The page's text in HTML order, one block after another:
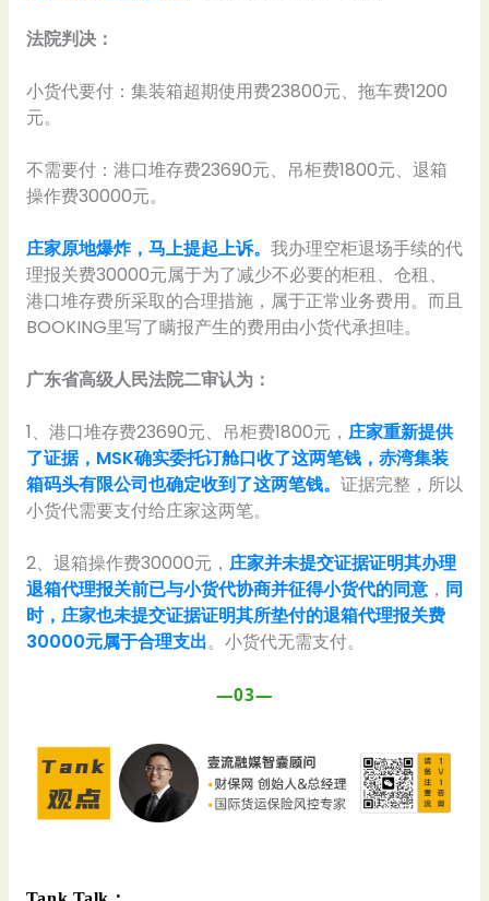
法院判决：
小货代要付：集装箱超期使用费23800元、拖车费1200
元。
不需要付：港口堆存费23690元、吊柜费1800元、退箱
操作费30000元。
庄家原地爆炸，马上提起上诉。 我办理空柜退场手续的代
理报关费30000元属于为了减少不必要的柜租、仓租、
港口堆存费所采取的合理措施，属于正常业务费用。而且
BOOKING里写了瞒报产生的费用由小货代承担哇。
广东省高级人民法院二审认为：
1、港口堆存费23690元、吊柜费1800元， 庄家重新提供
了证据，MSK确实委托订舱口收了这两笔钱，赤湾集装
箱码头有限公司也确定收到了这两笔钱。 证据完整，所以
小货代需要支付给庄家这两笔。
2、退箱操作费30000元， 庄家并未提交证据证明其办理
退箱代理报关前已与小货代协商并征得小货代的同意， 同
时， 庄家也未提交证据证明其所垫付的退箱代理报关费
30000元属于合理支出。小货代无需支付。
—03—